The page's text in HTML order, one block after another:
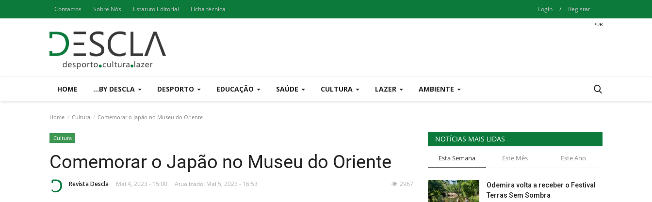
Contactos Sobre Nós Estatuto Editorial Ficha técnica Login / Registar
HOME ...BY DESCLA DESPORTO EDUCAÇÃO SAÚDE CULTURA LAZER AMBIENTE
Home Cultura Comemorar o Japão no Museu do Oriente
Cultura
Comemorar o Japão no Museu do Oriente
Revista Descla Mai 4, 2023 - 15:00 Atualizado: Mai 5, 2023 - 16:53 2967
NOTÍCIAS MAIS LIDAS
Esta Semana Este Mês Este Ano
Odemira volta a receber o Festival
Terras Sem Sombra